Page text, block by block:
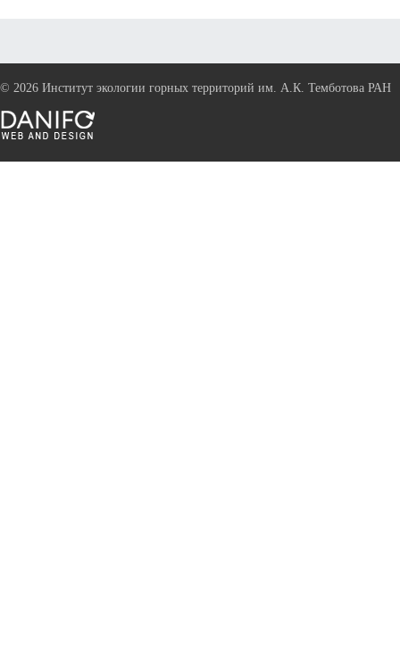
© 2026 Институт экологии горных территорий им. А.К. Темботова РАН